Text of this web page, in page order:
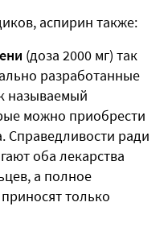
аспирин также:
(доза 2000 мг) так
разработанные
называемый
можно приобрести
Справедливости ради
оба лекарства
а полное
только